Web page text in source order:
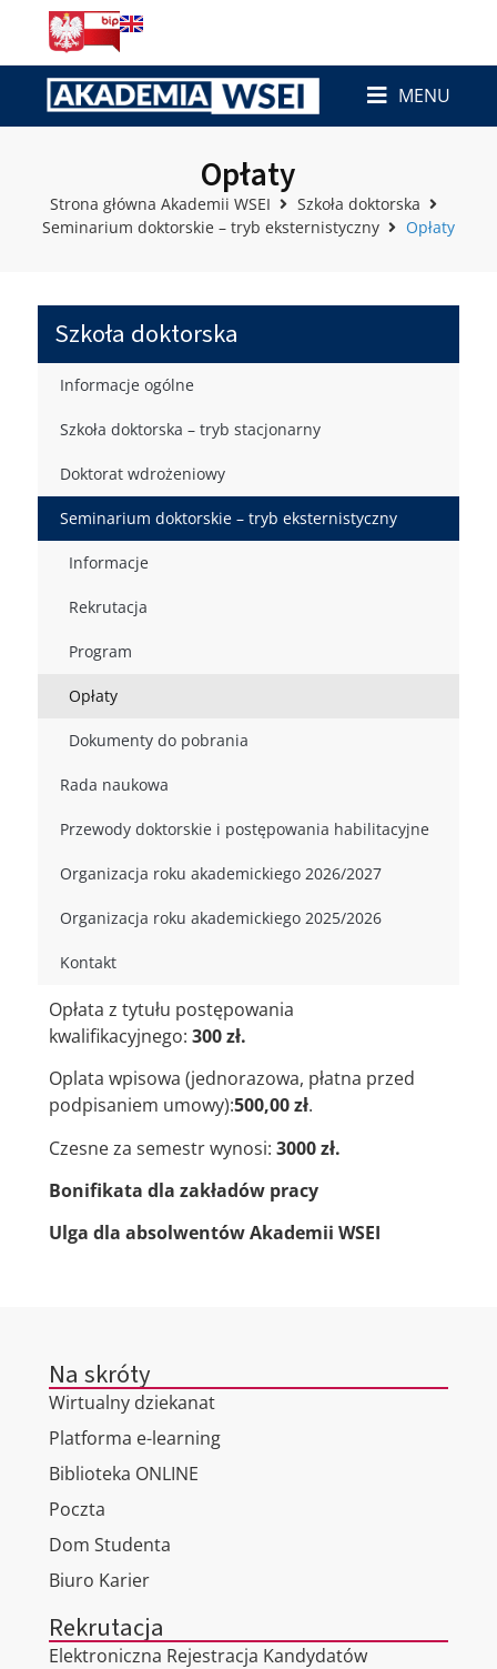
MENU
Opłaty
Strona główna Akademii WSEI
Szkoła doktorska
Seminarium doktorskie – tryb eksternistyczny
Opłaty
Szkoła doktorska
Informacje ogólne
Szkoła doktorska – tryb stacjonarny
Doktorat wdrożeniowy
Seminarium doktorskie – tryb eksternistyczny
Informacje
Rekrutacja
Program
Opłaty
Dokumenty do pobrania
Rada naukowa
Przewody doktorskie i postępowania habilitacyjne
Organizacja roku akademickiego 2026/2027
Organizacja roku akademickiego 2025/2026
Kontakt
Opłata z tytułu postępowania
kwalifikacyjnego: 300 zł.
Oplata wpisowa (jednorazowa, płatna przed
podpisaniem umowy):500,00 zł.
Czesne za semestr wynosi: 3000 zł.
Bonifikata dla zakładów pracy
Ulga dla absolwentów Akademii WSEI
Na skróty
Wirtualny dziekanat
Platforma e-learning
Biblioteka ONLINE
Poczta
Dom Studenta
Biuro Karier
Rekrutacja
Elektroniczna Rejestracja Kandydatów